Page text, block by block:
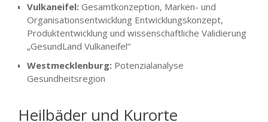
Vulkaneifel: Gesamtkonzeption, Marken- und
Organisationsentwicklung Entwicklungskonzept,
Produktentwicklung und wissenschaftliche Validierung
„GesundLand Vulkaneifel“
Westmecklenburg: Potenzialanalyse
Gesundheitsregion
Heilbäder und Kurorte